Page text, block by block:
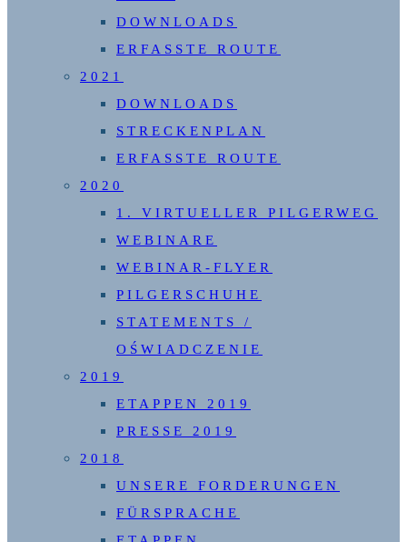
DOWNLOADS
ERFASSTE ROUTE
2021
DOWNLOADS
STRECKENPLAN
ERFASSTE ROUTE
2020
1. VIRTUELLER PILGERWEG
WEBINARE
WEBINAR-FLYER
PILGERSCHUHE
STATEMENTS /
OŚWIADCZENIE
2019
ETAPPEN 2019
PRESSE 2019
2018
UNSERE FORDERUNGEN
FÜRSPRACHE